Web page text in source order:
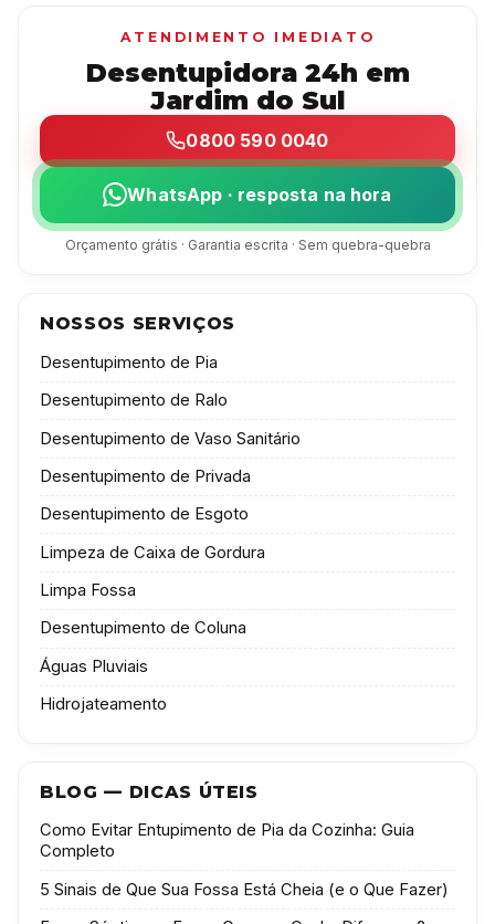
ATENDIMENTO IMEDIATO
Desentupidora 24h em
Jardim do Sul
0800 590 0040
WhatsApp · resposta na hora
Orçamento grátis · Garantia escrita · Sem quebra-quebra
NOSSOS SERVIÇOS
Desentupimento de Pia
Desentupimento de Ralo
Desentupimento de Vaso Sanitário
Desentupimento de Privada
Desentupimento de Esgoto
Limpeza de Caixa de Gordura
Limpa Fossa
Desentupimento de Coluna
Águas Pluviais
Hidrojateamento
BLOG — DICAS ÚTEIS
Como Evitar Entupimento de Pia da Cozinha: Guia
Completo
5 Sinais de Que Sua Fossa Está Cheia (e o Que Fazer)